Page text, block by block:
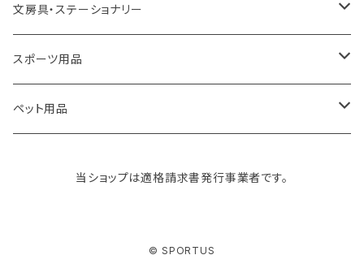
100percent
藤田金属
TG
保冷バッグ
リュックサック
ショルダーバッグ
食器・テーブルウェア
ゴミ箱
収納用品
掃除・洗濯用品
トイレ用品
バス用品
アイロン台
アクセサリー収納
ウェットティッシュケース
文房具・ステーショナリー
筆記具・ペン
ノート
スポーツ用品
卓球用品
ペット用品
当ショップは適格請求書発行事業者です。
© SPORTUS